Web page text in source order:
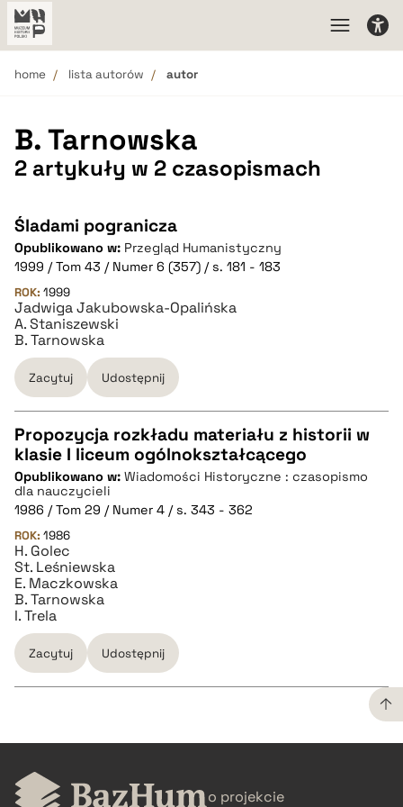
home lista autorów autor
B. Tarnowska
2 artykuły w 2 czasopismach
Śladami pogranicza
Opublikowano w: Przegląd Humanistyczny
1999 / Tom 43 / Numer 6 (357) / s. 181 - 183
ROK: 1999
Jadwiga Jakubowska-Opalińska
A. Staniszewski
B. Tarnowska
Zacytuj Udostępnij
CZYSTY TEKST
pobierz cytat
BIBTEX
Propozycja rozkładu materiału z historii w
klasie I liceum ogólnokształcącego
Opublikowano w: Wiadomości Historyczne : czasopismo
dla nauczycieli
1986 / Tom 29 / Numer 4 / s. 343 - 362
ROK: 1986
H. Golec
St. Leśniewska
E. Maczkowska
B. Tarnowska
I. Trela
Zacytuj Udostępnij
CZYSTY TEKST
pobierz cytat o projekcie